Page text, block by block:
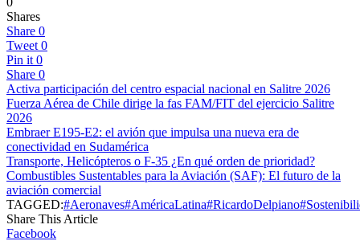
Shares
Share 0
Tweet 0
Pin it 0
Share 0
Activa participación del centro espacial nacional en Salitre 2026
Fuerza Aérea de Chile dirige la fas FAM/FIT del ejercicio Salitre
2026
Embraer E195-E2: el avión que impulsa una nueva era de
conectividad en Sudamérica
Transporte, Helicópteros o F-35 ¿En qué orden de prioridad?
Combustibles Sustentables para la Aviación (SAF): El futuro de la
aviación comercial
TAGGED:#Aeronaves#AméricaLatina#RicardoDelpiano
Share This Article
Facebook